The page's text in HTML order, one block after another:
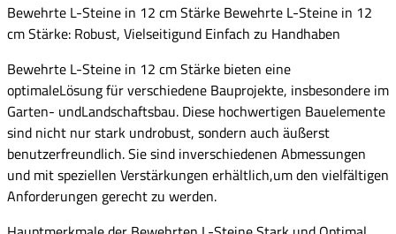
Bewehrte L-Steine in 12 cm Stärke Bewehrte L-Steine in 12
cm Stärke: Robust, Vielseitigund Einfach zu Handhaben
Bewehrte L-Steine in 12 cm Stärke bieten eine
optimaleLösung für verschiedene Bauprojekte, insbesondere im
Garten- undLandschaftsbau. Diese hochwertigen Bauelemente
sind nicht nur stark undrobust, sondern auch äußerst
benutzerfreundlich. Sie sind inverschiedenen Abmessungen
und mit speziellen Verstärkungen erhältlich,um den vielfältigen
Anforderungen gerecht zu werden.